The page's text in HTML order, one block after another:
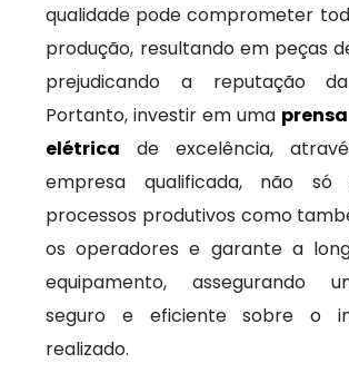
qualidade pode comprometer
produção, resultando em peças
prejudicando a reputação
Portanto, investir em uma
elétrica de excelência,
empresa qualificada, não só
processos produtivos como
os operadores e garante a
equipamento, assegurando
seguro e eficiente sobre o
realizado.